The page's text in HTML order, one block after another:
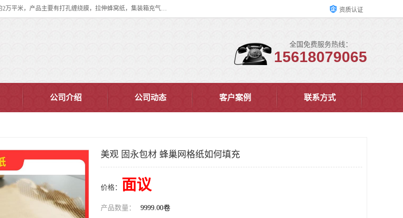
双忠包装材料（苏州）有限公司是上海双忠包装材料设立在苏州太仓的生产基地，占地约2万平米，产品主要有打孔缠绕膜，拉伸蜂窝纸，集装箱充气袋，滑托板，打包带，裹包网兜，防滑纸等箱体和托盘的运输和保护性包材。固永包材®，GooYon Pack®，是我们保护性包装材料的专属品牌。 资质认证
全国免费服务热线：
15618079065
公司介绍 公司动态 客户案例 联系方式
美观 固永包材 蜂巢网格纸如何填充
价格： 面议
产品数量： 9999.00卷